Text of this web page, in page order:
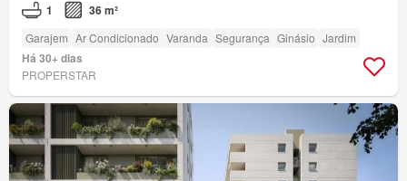
1 36 m²
Garajem Ar Condicionado Varanda Segurança Ginásio Jardim
Há 30+ dias
PROPERSTAR